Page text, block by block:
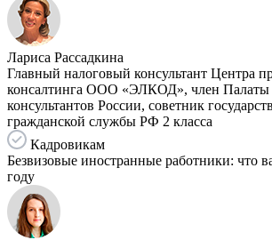
Лариса Рассадкина
Главный налоговый консультант Центра
консалтинга ООО «ЭЛКОД», член Палаты
консультантов России, советник
гражданской службы РФ 2 класса
Кадровикам
Безвизовые иностранные работники: что
году